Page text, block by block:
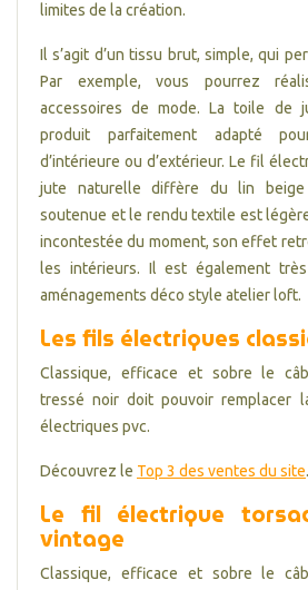
limites de la création.
Il s’agit d’un tissu brut, simple, qui
Par exemple, vous pourrez
accessoires de mode. La toile de
produit parfaitement adapté
d’intérieure ou d’extérieur. Le fil
jute naturelle diffère du lin
soutenue et le rendu textile est
incontestée du moment, son effet
les intérieurs. Il est également
aménagements déco style atelier loft.
Les fils électriques
Classique, efficace et sobre le
tressé noir doit pouvoir remplacer
électriques pvc.
Découvrez le Top 3 des ventes du site.
Le fil électrique
vintage
Classique, efficace et sobre le